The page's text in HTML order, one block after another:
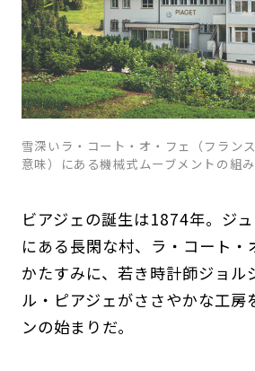
雪深いラ・コート・オ・フェ（フラン
意味）にある機械式ムーブメントの組み
ビアジェの誕生は1874年。ジ
にある長閑な村、ラ・コート・
かたすみに、若き時計師ジョル
ル・ピアジェがささやかな工房
ンの始まりだ。